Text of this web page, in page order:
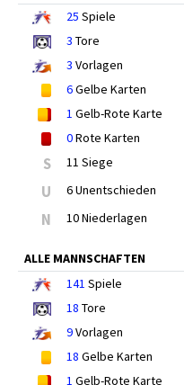
25 Spiele
3 Tore
3 Vorlagen
6Gelbe Karten
1 Gelb-Rote Karte
0Rote Karten
S 11 Siege
U 6 Unentschieden
N 10 Niederlagen
ALLE MANNSCHAFTEN
141 Spiele
18 Tore
9Vorlagen
18 Gelbe Karten
1 Gelb-Rote Karte